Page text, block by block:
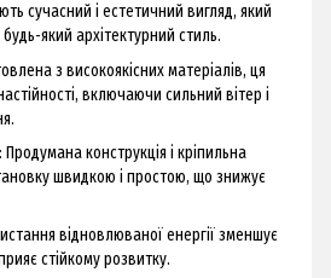
сучасний і естетичний вигляд, який
будь-який архітектурний стиль.
​​з високоякісних матеріалів, ця
включаючи сильний вітер і
конструкція і кріпильна
швидкою і простою, що знижує
відновлюваної енергії зменшує
стійкому розвитку.